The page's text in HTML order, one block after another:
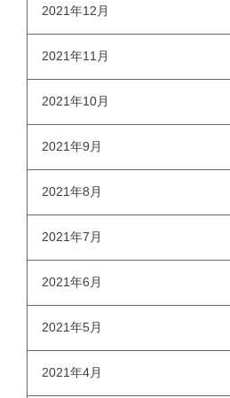
2021年12月
2021年11月
2021年10月
2021年9月
2021年8月
2021年7月
2021年6月
2021年5月
2021年4月